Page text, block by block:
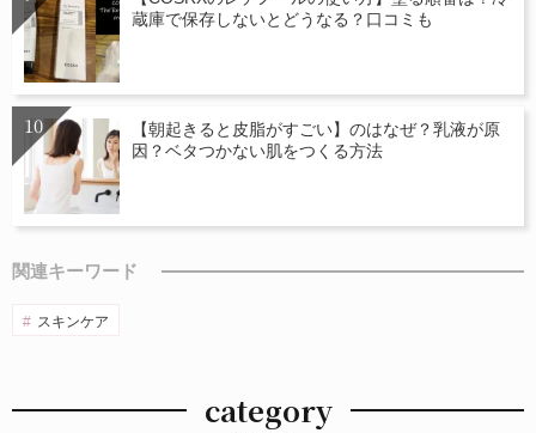
蔵庫で保存しないとどうなる？口コミも
【朝起きると皮脂がすごい】のはなぜ？乳液が原
因？ベタつかない肌をつくる方法
関連キーワード
スキンケア
category